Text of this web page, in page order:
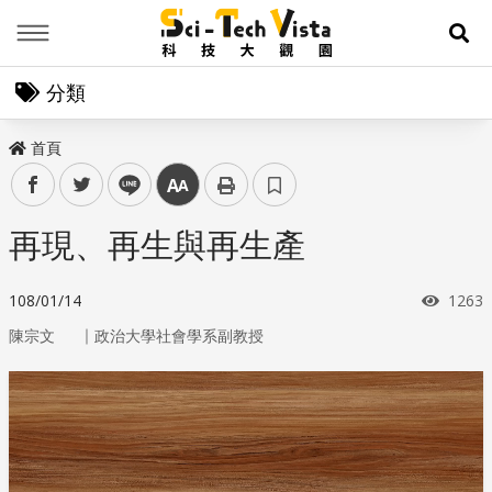
展
分類
首頁
facebooktwitter line 中
再現、再生與再生產
108/01/14 瀏覽
1263
陳宗文 ｜ 政治大學社會學系副教授